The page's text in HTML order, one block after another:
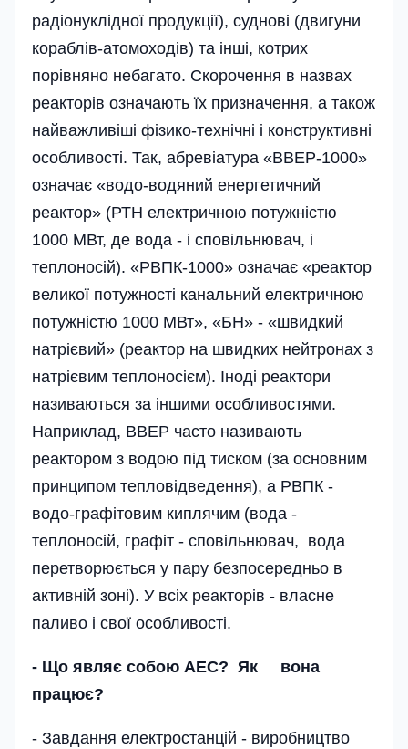
радіонуклідної продукції), суднові (двигуни
кораблів-атомоходів) та інші, котрих
порівняно небагато. Скорочення в назвах
реакторів означають їх призначення, а також
найважливіші фізико-технічні і конструктивні
особливості. Так, абревіатура «ВВЕР-1000»
означає «водо-водяний енергетичний
реактор» (РТН електричною потужністю
1000 МВт, де вода - і сповільнювач, і
теплоносій). «РВПК-1000» означає «реактор
великої потужності канальний електричною
потужністю 1000 МВт», «БН» - «швидкий
натрієвий» (реактор на швидких нейтронах з
натрієвим теплоносієм). Іноді реактори
називаються за іншими особливостями.
Наприклад, ВВЕР часто називають
реактором з водою під тиском (за основним
принципом тепловідведення), а РВПК -
водо-графітовим киплячим (вода -
теплоносій, графіт - сповільнювач, вода
перетворюється у пару безпосередньо в
активній зоні). У всіх реакторів - власне
паливо і свої особливості.
- Що являє собою АЕС? Як вона
працює?
- Завдання електростанцій - виробництво